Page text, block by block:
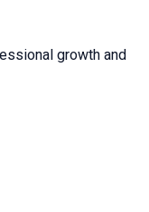
growth and